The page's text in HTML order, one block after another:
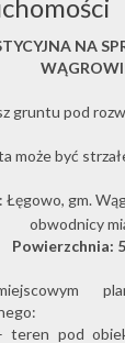
NA
gruntu pod
może być
Łęgowo, gm.
obwodnicy
Powierzchnia:
teren pod